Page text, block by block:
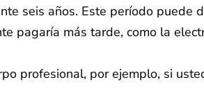
seis años. Este período
pagaría más tarde, como la
profesional, por ejemplo, si